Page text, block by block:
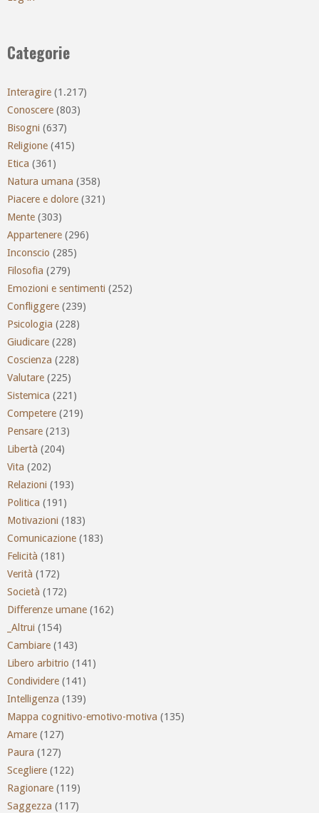
Categorie
Interagire (1.217)
Conoscere (803)
Bisogni (637)
Religione (415)
Etica (361)
Natura umana (358)
Piacere e dolore (321)
Mente (303)
Appartenere (296)
Inconscio (285)
Filosofia (279)
Emozioni e sentimenti (252)
Confliggere (239)
Psicologia (228)
Giudicare (228)
Coscienza (228)
Valutare (225)
Sistemica (221)
Competere (219)
Pensare (213)
Libertà (204)
Vita (202)
Relazioni (193)
Politica (191)
Motivazioni (183)
Comunicazione (183)
Felicità (181)
Verità (172)
Società (172)
Differenze umane (162)
_Altrui (154)
Cambiare (143)
Libero arbitrio (141)
Condividere (141)
Intelligenza (139)
Mappa cognitivo-emotivo-motiva (135)
Amare (127)
Paura (127)
Scegliere (122)
Ragionare (119)
Saggezza (117)